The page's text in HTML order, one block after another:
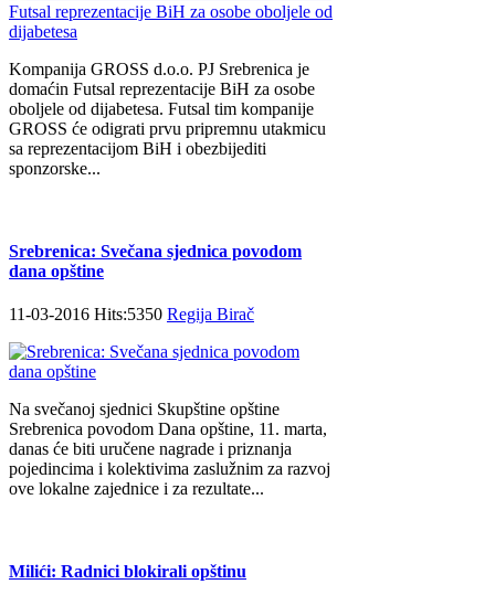
Kompanija GROSS d.o.o. PJ Srebrenica je
domaćin Futsal reprezentacije BiH za osobe
oboljele od dijabetesa. Futsal tim kompanije
GROSS će odigrati prvu pripremnu utakmicu
sa reprezentacijom BiH i obezbijediti
sponzorske...
Srebrenica: Svečana sjednica povodom
dana opštine
11-03-2016 Hits:5350 Regija Birač
Na svečanoj sjednici Skupštine opštine
Srebrenica povodom Dana opštine, 11. marta,
danas će biti uručene nagrade i priznanja
pojedincima i kolektivima zaslužnim za razvoj
ove lokalne zajednice i za rezultate...
Milići: Radnici blokirali opštinu